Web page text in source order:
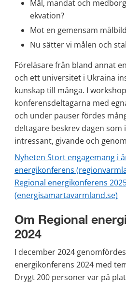
Mål, mandat och
ekvation?
Mot en gemensam
Nu sätter vi målen och
Föreläsare från bland annat
och ett universitet i Ukraina
kunskap till många. I
konferensdeltagarna med
och under pauser fördes
deltagare beskrev dagen som
intressant, givande och
Nyheten Stort engagemang i
energikonferens
Regional energikonferens
(energisamartavarmland.se)
Om Regional
2024
I december 2024
energikonferens 2024 med
Drygt 200 personer var på